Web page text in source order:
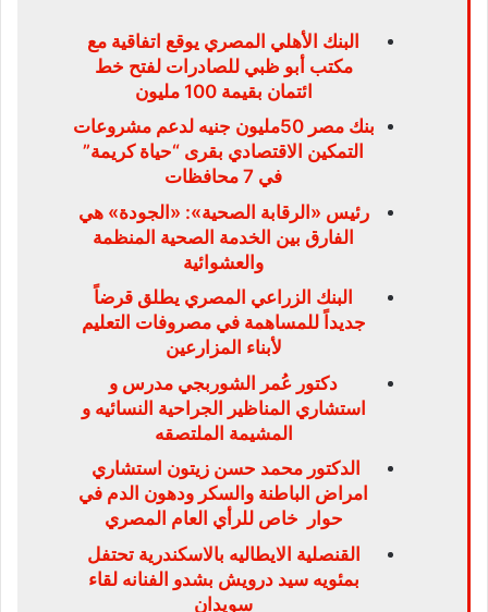
البنك الأهلي المصري يوقع اتفاقية مع
مكتب أبو ظبي للصادرات لفتح خط
ائتمان بقيمة 100 مليون
بنك مصر 50مليون جنيه لدعم مشروعات
التمكين الاقتصادي بقرى “حياة كريمة”
في 7 محافظات
رئيس «الرقابة الصحية»: «الجودة» هي
الفارق بين الخدمة الصحية المنظمة
والعشوائية
البنك الزراعي المصري يطلق قرضاً
جديداً للمساهمة في مصروفات التعليم
لأبناء المزارعين
دكتور عُمر الشوربجي مدرس و
استشاري المناظير الجراحية النسائيه و
المشيمة الملتصقه
الدكتور محمد حسن زيتون استشاري
امراض الباطنة والسكر ودهون الدم في
حوار خاص للرأي العام المصري
القنصلية الايطاليه بالاسكندرية تحتفل
بمئويه سيد درويش بشدو الفنانه لقاء
سويدان